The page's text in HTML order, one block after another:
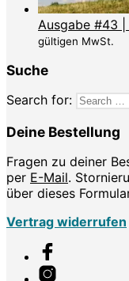
Ausgabe #43
gültigen MwSt.
Suche
Search for:
Deine Bestellung
Fragen zu deiner
per E-Mail.
über dieses
Vertrag widerrufen